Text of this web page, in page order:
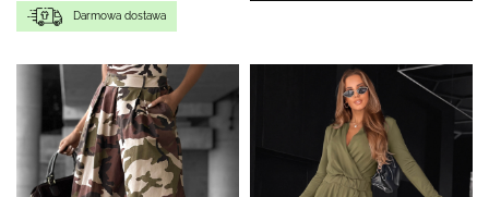
Darmowa dostawa